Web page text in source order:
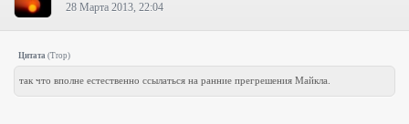
28 Марта 2013, 22:04
Цитата (Trop)
так что вполне естественно ссылаться на ранние прегрешения Майкла.